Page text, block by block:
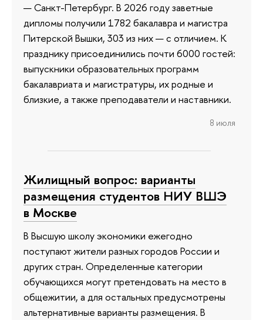
— Санкт-Петербург. В 2026 году заветные
дипломы получили 1782 бакалавра и магистра
Питерской Вышки, 303 из них — с отличием. К
празднику присоединились почти 6000 гостей:
выпускники образовательных программ
бакалавриата и магистратуры, их родные и
близкие, а также преподаватели и наставники.
8 июля
Жилищный вопрос: варианты
размещения студентов НИУ ВШЭ
в Москве
В Высшую школу экономики ежегодно
поступают жители разных городов России и
других стран. Определенные категории
обучающихся могут претендовать на место в
общежитии, а для остальных предусмотрены
альтернативные варианты размещения. В